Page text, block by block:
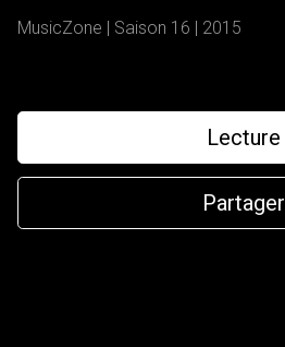
MusicZone | Saison 16 | 2015
Lecture
Partager